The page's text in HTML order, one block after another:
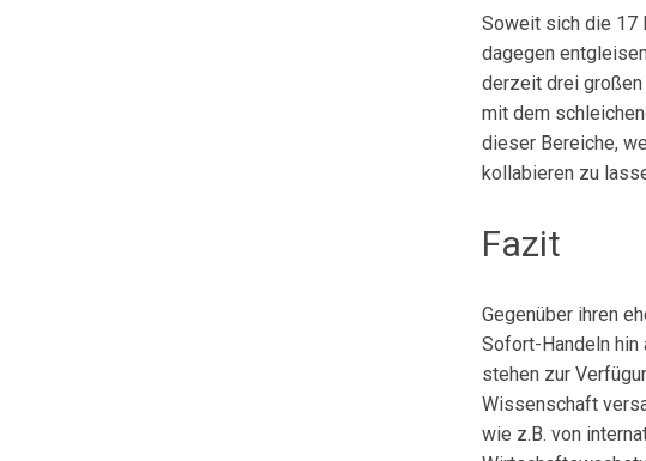
Soweit sich die 17
dagegen
derzeit drei großen
mit dem
dieser Berei­che,
kolla­bieren zu
Fazit
Gegenüber ihren
Sofort-Handeln
stehen zur
Wissenschaft
wie z.B. von